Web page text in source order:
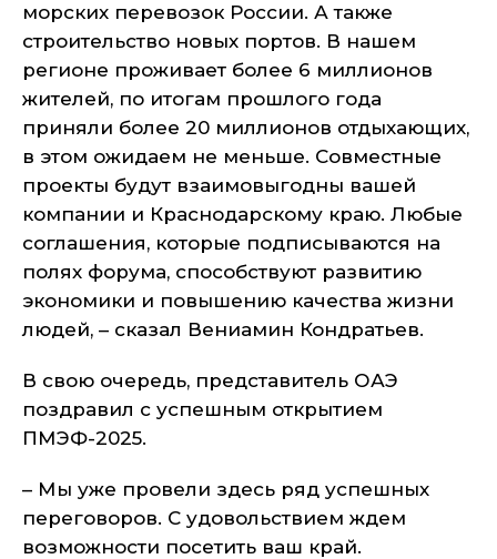
морских перевозок России. А также
строительство новых портов. В нашем
регионе проживает более 6 миллионов
жителей, по итогам прошлого года
приняли более 20 миллионов отдыхающих,
в этом ожидаем не меньше. Совместные
проекты будут взаимовыгодны вашей
компании и Краснодарскому краю. Любые
соглашения, которые подписываются на
полях форума, способствуют развитию
экономики и повышению качества жизни
людей, – сказал Вениамин Кондратьев.
В свою очередь, представитель ОАЭ
поздравил с успешным открытием
ПМЭФ-2025.
– Мы уже провели здесь ряд успешных
переговоров. С удовольствием ждем
возможности посетить ваш край.